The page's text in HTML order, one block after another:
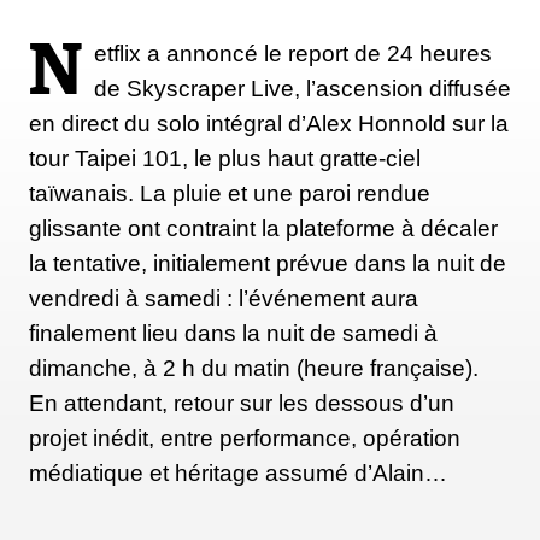
restaurants, puis la plateforme d’observation du 91ᵉ
étage.
Au-dessus de cette plateforme, il reste dix étages à
gravir. En cas de chute dans cette section, Honnold
tomberait sur la plateforme, et non jusqu’au sol. Le
terrain menant à la flèche sommitale diffère
légèrement, tout en restant proche de ce qui précède.
En 2004, lors de son ascension en moulinette, Alain
Robert avait utilisé des jumars sur une courte
portion près du sommet. Depuis, une échelle
extérieure a été installée à cet endroit.
N etflix a annoncé le report de 24 heures
de Skyscraper Live, l’ascension diffusée
en direct du solo intégral d’Alex Honnold sur la
tour Taipei 101, le plus haut gratte-ciel
taïwanais. La pluie et une paroi rendue
glissante ont contraint la plateforme à décaler
la tentative, initialement prévue dans la nuit de
vendredi à samedi : l’événement aura
finalement lieu dans la nuit de samedi à
dimanche, à 2 h du matin (heure française).
En attendant, retour sur les dessous d’un
projet inédit, entre performance, opération
médiatique et héritage assumé d’Alain…